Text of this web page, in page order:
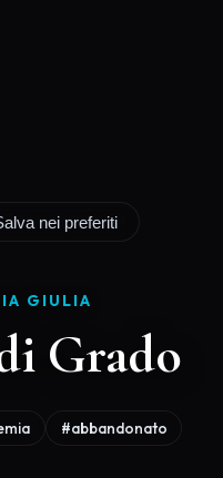
nei preferiti
GIULIA
Grado
#abbandonato